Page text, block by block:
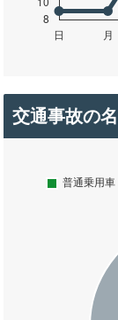
交通事故の